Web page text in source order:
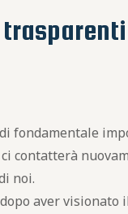
fondamentale
contatterà
noi.
aver visionato